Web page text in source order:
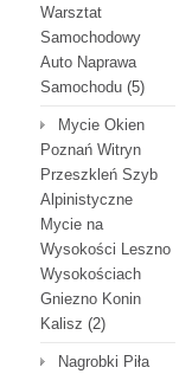
Warsztat
Samochodowy
Auto Naprawa
Samochodu (5)
Mycie Okien
Poznań Witryn
Przeszkleń Szyb
Alpinistyczne
Mycie na
Wysokości Leszno
Wysokościach
Gniezno Konin
Kalisz (2)
Nagrobki Piła